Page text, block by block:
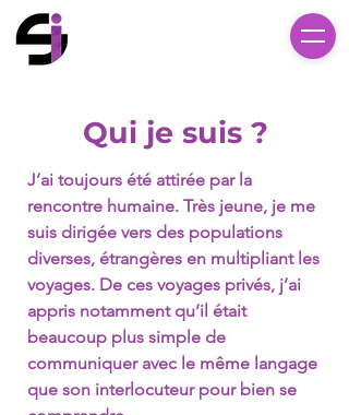
Qui je suis ?
J’ai toujours été attirée par la
rencontre humaine. Très jeune, je me
suis dirigée vers des populations
diverses, étrangères en multipliant les
voyages. De ces voyages privés, j’ai
appris notamment qu’il était
beaucoup plus simple de
communiquer avec le même langage
que son interlocuteur pour bien se